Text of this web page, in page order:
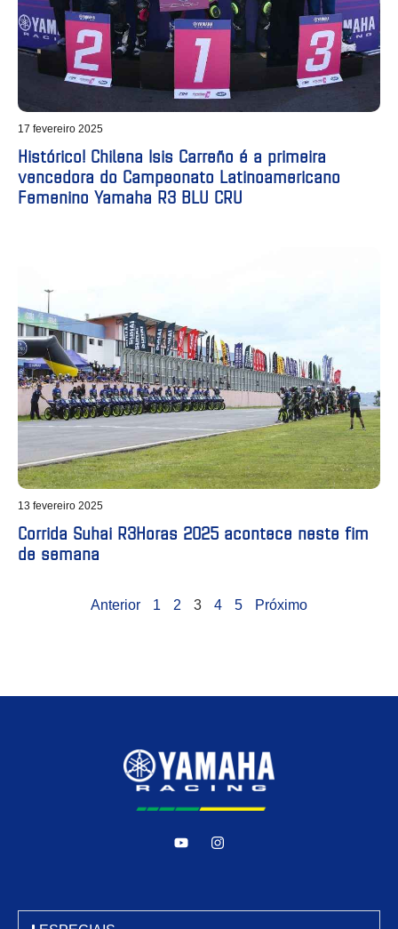
17 fevereiro 2025
Histórico! Chilena Isis Carreño é a primeira
vencedora do Campeonato Latinoamericano
Femenino Yamaha R3 BLU CRU
13 fevereiro 2025
Corrida Suhai R3Horas 2025 acontece neste fim
de semana
Anterior 1 2 3 4 5 Próximo